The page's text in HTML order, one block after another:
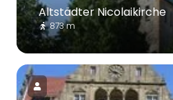
Altstädter Nicolaikirche
873 m